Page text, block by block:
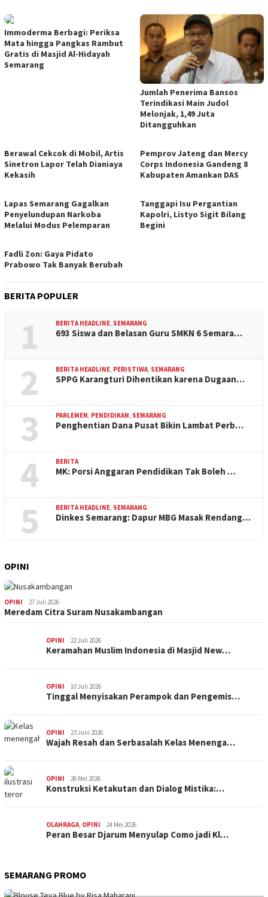
Immoderma Berbagi: Periksa
Mata hingga Pangkas Rambut
Gratis di Masjid Al-Hidayah
Semarang
Jumlah Penerima Bansos
Terindikasi Main Judol
Melonjak, 1,49 Juta
Ditangguhkan
Berawal Cekcok di Mobil, Artis
Sinetron Lapor Telah Dianiaya
Kekasih
Pemprov Jateng dan Mercy
Corps Indonesia Gandeng 8
Kabupaten Amankan DAS
Lapas Semarang Gagalkan
Penyelundupan Narkoba
Melalui Modus Pelemparan
Tanggapi Isu Pergantian
Kapolri, Listyo Sigit Bilang
Begini
Fadli Zon: Gaya Pidato
Prabowo Tak Banyak Berubah
BERITA POPULER
1 BERITA HEADLINE SEMARANG
693 Siswa dan Belasan Guru SMKN 6 Semara…
2 BERITA HEADLINE PERISTIWA SEMARANG
SPPG Karangturi Dihentikan karena Dugaan…
3 PARLEMEN PENDIDIKAN SEMARANG
Penghentian Dana Pusat Bikin Lambat Perb…
4 BERITA
MK: Porsi Anggaran Pendidikan Tak Boleh …
5 BERITA HEADLINE SEMARANG
Dinkes Semarang: Dapur MBG Masak Rendang…
OPINI
OPINI 27 Juli 2026
Meredam Citra Suram Nusakambangan
OPINI 22 Juli 2026
Keramahan Muslim Indonesia di Masjid New…
OPINI 10 Juli 2026
Tinggal Menyisakan Perampok dan Pengemis…
OPINI 23 Juni 2026
Wajah Resah dan Serbasalah Kelas Menenga…
OPINI 26 Mei 2026
Konstruksi Ketakutan dan Dialog Mistika:…
OLAHRAGA OPINI 24 Mei 2026
Peran Besar Djarum Menyulap Como jadi Kl…
SEMARANG PROMO
SEMARANG PROMO 9 Mei 2026
SEMARANG PROMO 5 Mei 2026